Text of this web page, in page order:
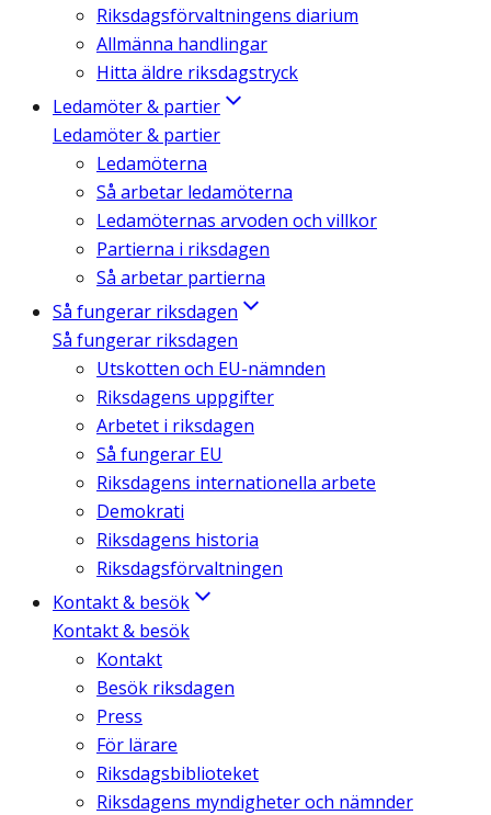
Riksdagsförvaltningens diarium
Allmänna handlingar
Hitta äldre riksdagstryck
Ledamöter & partier
Ledamöter & partier
Ledamöterna
Så arbetar ledamöterna
Ledamöternas arvoden och villkor
Partierna i riksdagen
Så arbetar partierna
Så fungerar riksdagen
Så fungerar riksdagen
Utskotten och EU-nämnden
Riksdagens uppgifter
Arbetet i riksdagen
Så fungerar EU
Riksdagens internationella arbete
Demokrati
Riksdagens historia
Riksdagsförvaltningen
Kontakt & besök
Kontakt & besök
Kontakt
Besök riksdagen
Press
För lärare
Riksdagsbiblioteket
Riksdagens myndigheter och nämnder